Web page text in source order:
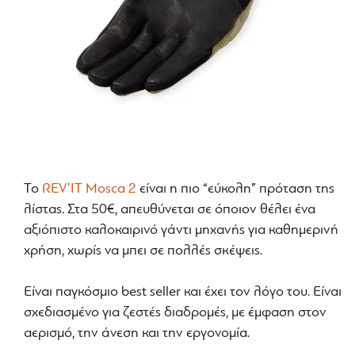
Το REV’IT Mosca 2 είναι η πιο “εύκολη” πρόταση της
λίστας. Στα 50€, απευθύνεται σε όποιον θέλει ένα
αξιόπιστο καλοκαιρινό γάντι μηχανής για καθημερινή
χρήση, χωρίς να μπει σε πολλές σκέψεις.
Είναι παγκόσμιο best seller και έχει τον λόγο του. Είναι
σχεδιασμένο για ζεστές διαδρομές, με έμφαση στον
αερισμό, την άνεση και την εργονομία.